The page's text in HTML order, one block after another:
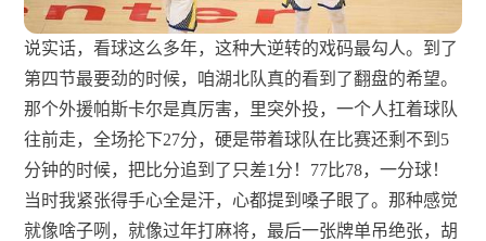
说实话，看球这么多年，这种大逆转的戏码最勾人。到了
第四节最要劲的时候，咱湖北队真的看到了翻盘的希望。
那个外援帕斯卡尔是真厉害，里突外投，一个人扛着球队
往前走，全场抡下27分，硬是带着球队在比赛还剩不到5
分钟的时候，把比分追到了只差1分！77比78，一分球！
当时我紧张得手心全是汗，心都提到嗓子眼了。那种感觉
就像啥子咧，就像过年打麻将，最后一张牌单吊绝张，胡